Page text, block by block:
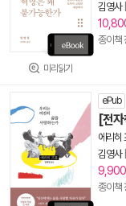
미리읽기
김영사|
종이책
ePub
[전
에리히
김영사|
9,900
종이책